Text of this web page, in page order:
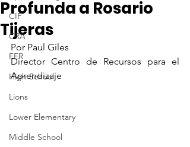
CIF
CRA
FER
High School
Lions
Lower Elementary
Middle School
Profunda a Rosario
Tijeras
Por Paul Giles
Director Centro de Recursos para el
Aprendizaje